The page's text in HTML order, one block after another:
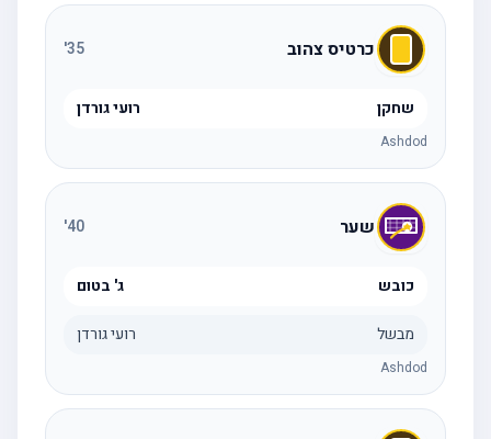
כרטיס צהוב 35
'
שחקן רועי גורדן
Ashdod
שער 40
'
כובש ג' בטום
מבשל רועי גורדן
Ashdod